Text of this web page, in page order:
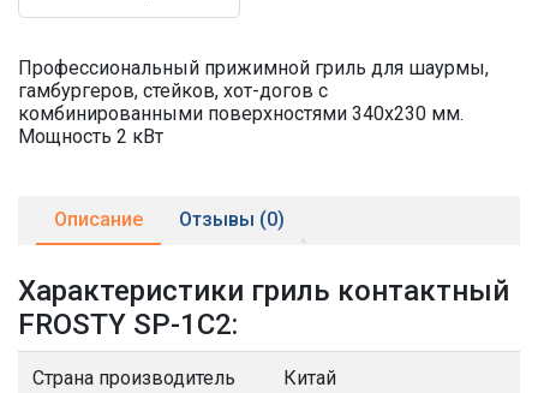
Профессиональный прижимной гриль для шаурмы,
гамбургеров, стейков, хот-догов с
комбинированными поверхностями 340х230 мм.
Мощность 2 кВт
Описание Отзывы (0)
Характеристики гриль контактный
FROSTY SP-1C2:
Страна производитель Китай